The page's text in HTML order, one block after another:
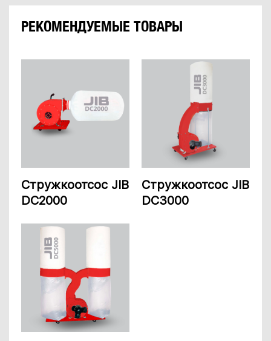
РЕКОМЕНДУЕМЫЕ ТОВАРЫ
Стружкоотсос JIB
DC2000
Стружкоотсос JIB
DC3000